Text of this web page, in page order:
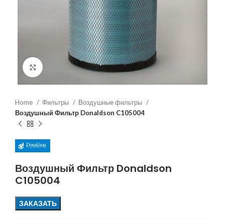
Увеличить
Home Фильтры
Воздушные фильтры
Воздушный Фильтр Donaldson C105004
Воздушный Фильтр Donaldson
C105004
ЗАКАЗАТЬ